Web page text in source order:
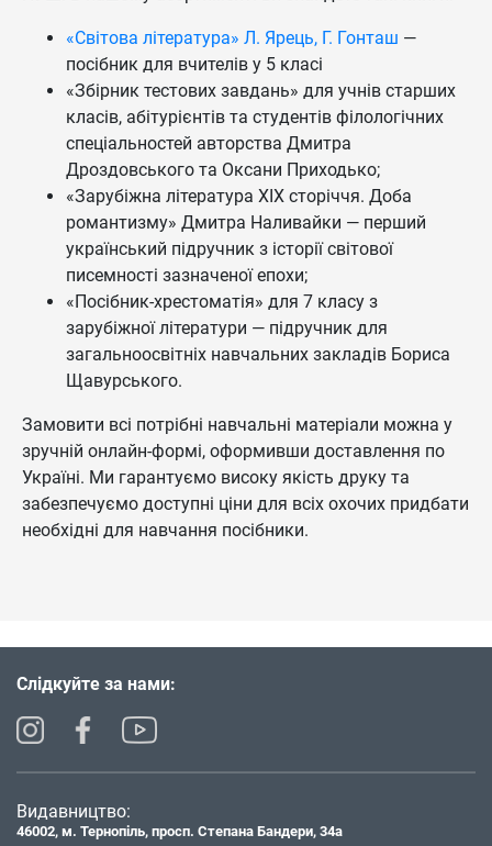
«Світова література» Л. Ярець, Г. Гонташ —
посібник для вчителів у 5 класі
«Збірник тестових завдань» для учнів старших
класів, абітурієнтів та студентів філологічних
спеціальностей авторства Дмитра
Дроздовського та Оксани Приходько;
«Зарубіжна література XIX сторіччя. Доба
романтизму» Дмитра Наливайки — перший
український підручник з історії світової
писемності зазначеної епохи;
«Посібник-хрестоматія» для 7 класу з
зарубіжної літератури — підручник для
загальноосвітніх навчальних закладів Бориса
Щавурського.
Замовити всі потрібні навчальні матеріали можна у
зручній онлайн-формі, оформивши доставлення по
Україні. Ми гарантуємо високу якість друку та
забезпечуємо доступні ціни для всіх охочих придбати
необхідні для навчання посібники.
Слідкуйте за нами:
Видавництво:
46002, м. Тернопіль, просп. Степана Бандери, 34а